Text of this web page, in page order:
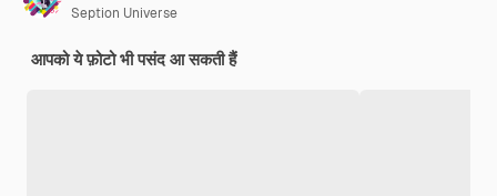
Seption Universe
आपको ये फ़ोटो भी पसंद आ सकती हैं